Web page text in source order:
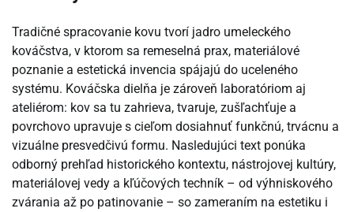
Tradičné spracovanie kovu tvorí jadro umeleckého
kováčstva, v ktorom sa remeselná prax, materiálové
poznanie a estetická invencia spájajú do uceleného
systému. Kováčska dielňa je zároveň laboratóriom aj
ateliérom: kov sa tu zahrieva, tvaruje, zušľachťuje a
povrchovo upravuje s cieľom dosiahnuť funkčnú, trvácnu a
vizuálne presvedčivú formu. Nasledujúci text ponúka
odborný prehľad historického kontextu, nástrojovej kultúry,
materiálovej vedy a kľúčových techník – od výhniskového
zvárania až po patinovanie – so zameraním na estetiku i